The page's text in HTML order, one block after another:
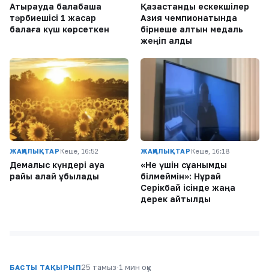
Атырауда балабақша
тәрбиешісі 1 жасар
балаға күш көрсеткен
Қазақстандық ескекшілер
Азия чемпионатында
бірнеше алтын медаль
жеңіп алды
ЖАҢАЛЫҚТАР Кеше, 16:52
Демалыс күндері ауа
райы қалай құбылады
ЖАҢАЛЫҚТАР Кеше, 16:18
«Не үшін сұққанымды
білмеймін»: Нұрай
Серікбай ісінде жаңа
дерек айтылды
БАСТЫ ТАҚЫРЫП25 тамыз·1 мин оқу